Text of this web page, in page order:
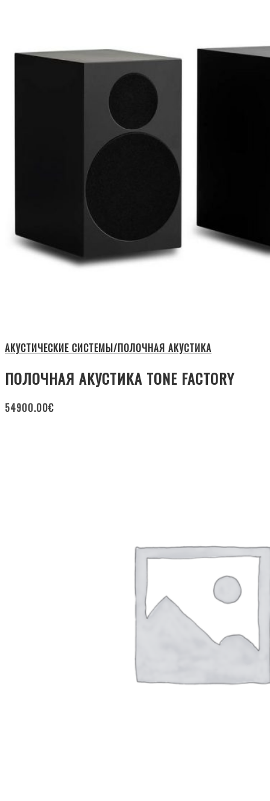
АКУСТИЧЕСКИЕ СИСТЕМЫ/ПОЛОЧНАЯ АКУСТИКА
ПОЛОЧНАЯ АКУСТИКА TONE FACTORY
54900.00€